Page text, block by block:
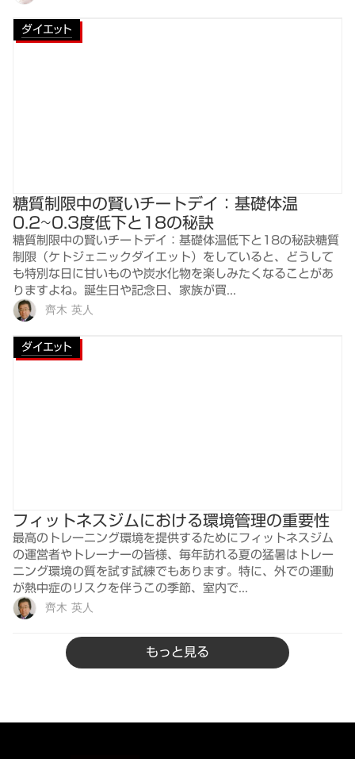
ダイエット
糖質制限中の賢いチートデイ：基礎体温
0.2~0.3度低下と18の秘訣
糖質制限中の賢いチートデイ：基礎体温低下と18の秘訣糖質
制限（ケトジェニックダイエット）をしていると、どうして
も特別な日に甘いものや炭水化物を楽しみたくなることがあ
りますよね。誕生日や記念日、家族が買...
齊木 英人
ダイエット
フィットネスジムにおける環境管理の重要性
最高のトレーニング環境を提供するためにフィットネスジム
の運営者やトレーナーの皆様、毎年訪れる夏の猛暑はトレー
ニング環境の質を試す試練でもあります。特に、外での運動
が熱中症のリスクを伴うこの季節、室内で...
齊木 英人
もっと見る